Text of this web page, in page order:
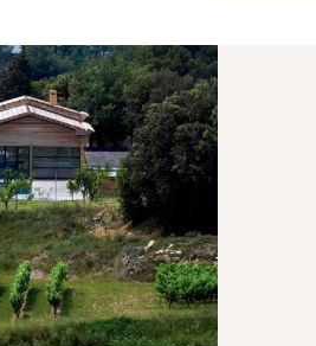
Immobiliers (S.N.P.I.).
- Tour CBX - 1 Passerelle des
20 %) du prix de vente à la
MEDIMMOCONSO - 1 Allée du Parc
https://recevabilite-